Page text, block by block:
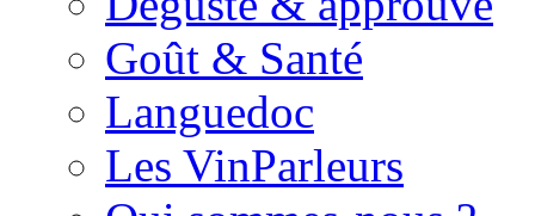
Goût & Santé
Languedoc
Les VinParleurs